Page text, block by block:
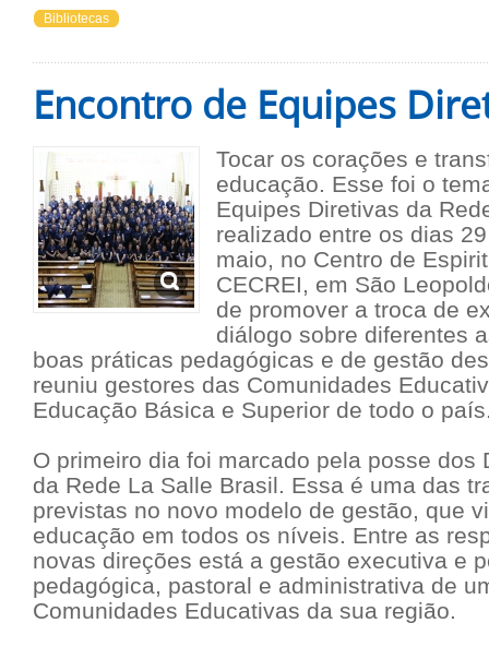
Bibliotecas
Encontro de Equipes
Tocar os corações e
educação. Esse foi o
Equipes Diretivas da
realizado entre os dias
maio, no Centro de
CECREI, em São
de promover a troca de
diálogo sobre diferentes
boas práticas pedagógicas e de gestão
reuniu gestores das Comunidades
Educação Básica e Superior de todo o
O primeiro dia foi marcado pela posse dos
da Rede La Salle Brasil. Essa é uma das
previstas no novo modelo de gestão, que
educação em todos os níveis. Entre as
novas direções está a gestão executiva e
pedagógica, pastoral e administrativa de
Comunidades Educativas da sua região.